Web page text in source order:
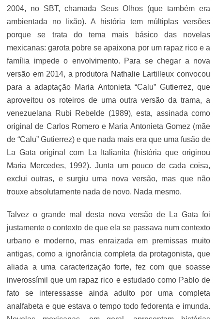
2004, no SBT, chamada Seus Olhos (que também era
ambientada no lixão). A história tem múltiplas versões
porque se trata do tema mais básico das novelas
mexicanas: garota pobre se apaixona por um rapaz rico e a
família impede o envolvimento. Para se chegar a nova
versão em 2014, a produtora Nathalie Lartilleux convocou
para a adaptação Maria Antonieta “Calu” Gutierrez, que
aproveitou os roteiros de uma outra versão da trama, a
venezuelana Rubi Rebelde (1989), esta, assinada como
original de Carlos Romero e Maria Antonieta Gomez (mãe
de “Calu” Gutierrez) e que nada mais era que uma fusão de
La Gata original com La Italianita (história que originou
Maria Mercedes, 1992). Junta um pouco de cada coisa,
exclui outras, e surgiu uma nova versão, mas que não
trouxe absolutamente nada de novo. Nada mesmo.
Talvez o grande mal desta nova versão de La Gata foi
justamente o contexto de que ela se passava num contexto
urbano e moderno, mas enraizada em premissas muito
antigas, como a ignorância completa da protagonista, que
aliada a uma caracterização forte, fez com que soasse
inverossímil que um rapaz rico e estudado como Pablo de
fato se interessasse ainda adulto por uma completa
analfabeta e que estava o tempo todo fedorenta e imunda.